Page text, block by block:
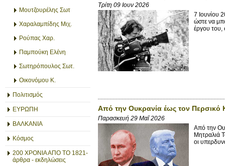
Μουτζουρέλης Σωτ
Χαραλαμπίδης Μιχ.
Ρούπας Χαρ.
Παμπούκη Ελένη
Σωτηρόπουλος Σωτ.
Οικονόμου Κ.
Πολιτισμός
ΕΥΡΩΠΗ
ΒΑΛΚΑΝΙΑ
Κόσμος
200 ΧΡΟΝΙΑ ΑΠΟ ΤΟ 1821-
άρθρα - εκδηλώσεις
Τρίτη 09 Ιουν 2026
7 Ιουνίου
ώστε να
έργου του,
Από την Ουκρανία έως τον Περσικό
Παρασκευή 29 Μαΐ 2026
Από την
Μητραλιά
οι